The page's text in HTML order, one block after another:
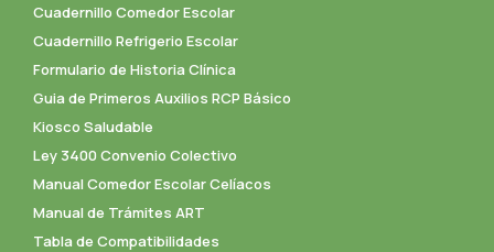
Cuadernillo Comedor Escolar
Cuadernillo Refrigerio Escolar
Formulario de Historia Clínica
Guia de Primeros Auxilios RCP Básico
Kiosco Saludable
Ley 3400 Convenio Colectivo
Manual Comedor Escolar Celíacos
Manual de Trámites ART
Tabla de Compatibilidades